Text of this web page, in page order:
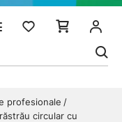
profesionale
circular cu